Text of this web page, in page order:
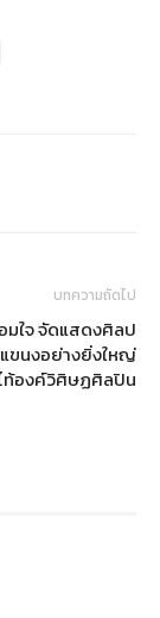
บทความถัดไป
มใจ จัดแสดงศิลป
ขนงอย่างยิ่งใหญ่
ท้องค์วิศิษฏศิลปิน